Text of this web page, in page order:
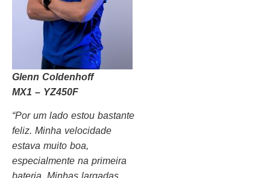
Glenn Coldenhoff
MX1 – YZ450F
“Por um lado estou bastante
feliz. Minha velocidade
estava muito boa,
especialmente na primeira